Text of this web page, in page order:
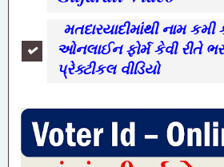
મતદારયાદીમાંથી નામ કમી
ઓનલાઈન ફોર્મ કેવી રીતે
પ્રેક્ટીકલ વીડિયો